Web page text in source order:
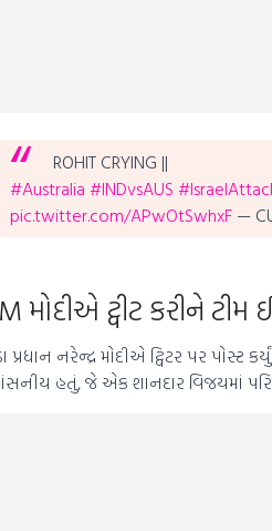
ROHIT CRYING ||
#Australia #INDvsAUS
pic.twitter.com/APwOtSwhxF —
મોદીએ ટ્વીટ કરીને ટીમ
પ્રધાન નરેન્દ્ર મોદીએ ટ્વિટર પર પોસ્ટ
હતું, જે એક શાનદાર વિજયમાં